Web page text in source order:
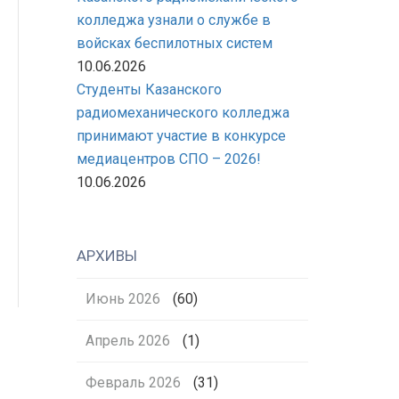
колледжа узнали о службе в
войсках беспилотных систем
10.06.2026
Студенты Казанского
радиомеханического колледжа
принимают участие в конкурсе
медиацентров СПО – 2026!
10.06.2026
АРХИВЫ
Июнь 2026 (60)
Апрель 2026 (1)
Февраль 2026 (31)